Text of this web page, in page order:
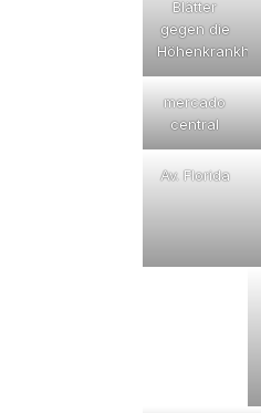
Blätter
gegen die
Höhenkrankheit
mercado
central
Av. Florida